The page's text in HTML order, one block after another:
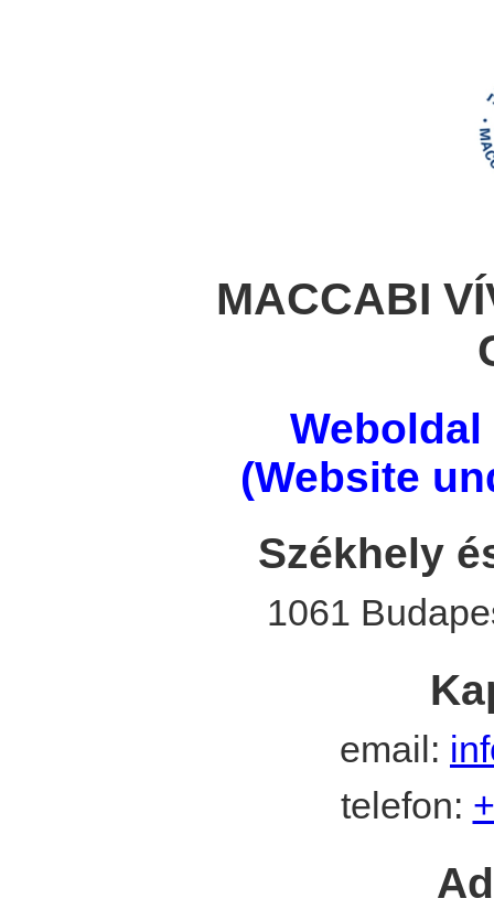
MACCABI
(Website
Székhely
1061
email:
telefon: